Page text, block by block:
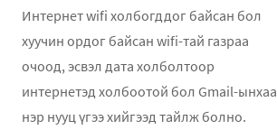
Интернет wifi холбогддог байсан бол
хуучин ордог байсан wifi-тай газраа
очоод, эсвэл дата холболтоор
интернетэд холбоотой бол Gmail-ынхаа
нэр нууц үгээ хийгээд тайлж болно.